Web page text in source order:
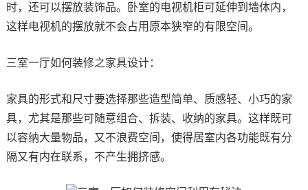
时，还可以摆放装饰品。卧室的电视机柜可延伸到墙体内，
这样电视机的摆放就不会占用原本狭窄的有限空间。
三室一厅如何装修之家具设计：
家具的形式和尺寸要选择那些造型简单、质感轻、小巧的家
具，尤其是那些可随意组合、拆装、收纳的家具。这样既可
以容纳大量物品，又不浪费空间，使得居室内各功能既有分
隔又有内在联系，不产生拥挤感。